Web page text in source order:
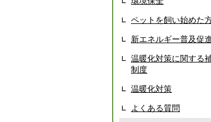
ペットを飼い始めた
新エネルギー普及促
温暖化対策に関する
制度
温暖化対策
よくある質問